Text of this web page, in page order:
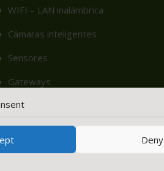
Deny
WIFI – LAN inalámbrica
Cámaras inteligentes
Sensores
Gateways
Seguridad DNS – Cisco Umbrella
Compra y Renovación de Licencias